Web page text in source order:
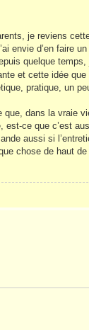
je reviens
envie d’en faire
quelque temps,
et cette idée
pratique, un
dans la vraie
ce que c’est
aussi si
chose de haut